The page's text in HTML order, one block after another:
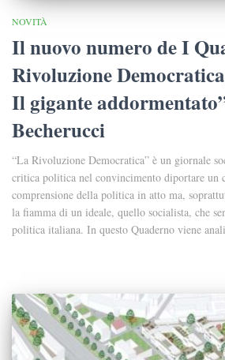
NOVITÀ
Il nuovo numero de I
Rivoluzione
Il gigante
Becherucci
“La Rivoluzione Democratica” è un giornale
critica politica nel convincimento diportare un
comprensione della politica in atto ma,
la fiamma di un ideale, quello socialista, che
politica italiana. In questo Quaderno viene